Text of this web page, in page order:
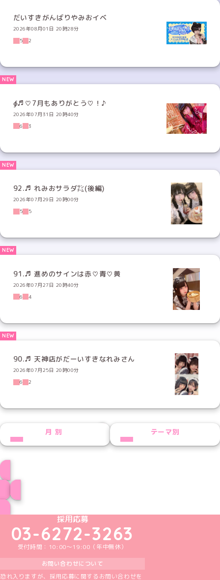
だいすきがんばりやみおイベ
2026年08月01日 20時28分
5
2
∮♬♡7月もありがとう♡！♪
2026年07月31日 20時40分
6
3
92.♬ れみおサラダ㌠(後編)
2026年07月29日 20時00分
5
5
91.♬ 進めのサインは赤♡青♡黄
2026年07月27日 20時40分
6
4
90.♬ 天神店がだーいすきなれみさん
2026年07月25日 20時00分
6
2
NEXT
月別 テーマ別
めいどりーみんTikTok公式アカウント
めいどりーみんX公式アカウント
めいどりーみんInstagram公式アカウント
めいどりーみんFacebook公式アカウン
めいどりーみんYouTube公式アカ
採用応募
03-6272-3263
受付時間：10:00～19:00（年中無休）
お問い合わせについて
恐れ入りますが、採用応募に関するお問い合わせを